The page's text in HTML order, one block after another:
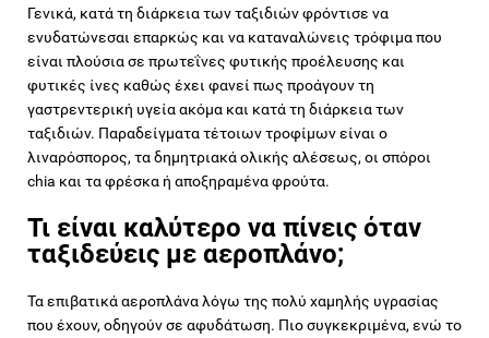
Γενικά, κατά τη διάρκεια των ταξιδιών φρόντισε να
ενυδατώνεσαι επαρκώς και να καταναλώνεις τρόφιμα που
είναι πλούσια σε πρωτεΐνες φυτικής προέλευσης και
φυτικές ίνες καθώς έχει φανεί πως προάγουν τη
γαστρεντερική υγεία ακόμα και κατά τη διάρκεια των
ταξιδιών. Παραδείγματα τέτοιων τροφίμων είναι ο
λιναρόσπορος, τα δημητριακά ολικής αλέσεως, οι σπόροι
chia και τα φρέσκα ή αποξηραμένα φρούτα.
Τι είναι καλύτερο να πίνεις όταν
ταξιδεύεις με αεροπλάνο;
Τα επιβατικά αεροπλάνα λόγω της πολύ χαμηλής υγρασίας
που έχουν, οδηγούν σε αφυδάτωση. Πιο συγκεκριμένα, ενώ το